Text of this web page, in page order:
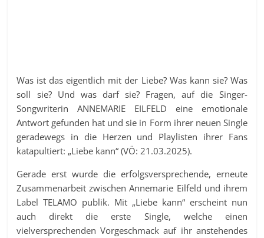
Was ist das eigentlich mit der Liebe? Was kann sie? Was
soll sie? Und was darf sie? Fragen, auf die Singer-
Songwriterin ANNEMARIE EILFELD eine emotionale
Antwort gefunden hat und sie in Form ihrer neuen Single
geradewegs in die Herzen und Playlisten ihrer Fans
katapultiert: „Liebe kann“ (VÖ: 21.03.2025).
Gerade erst wurde die erfolgsversprechende, erneute
Zusammenarbeit zwischen Annemarie Eilfeld und ihrem
Label TELAMO publik. Mit „Liebe kann“ erscheint nun
auch direkt die erste Single, welche einen
vielversprechenden Vorgeschmack auf ihr anstehendes